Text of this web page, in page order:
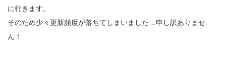
に行きます。
そのため少々更新頻度が落ちてしまいました…申し訳ありませ
ん！